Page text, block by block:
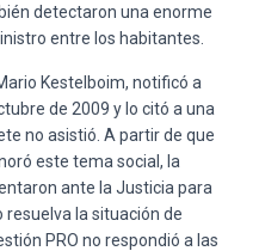
detectaron una enorme
entre los habitantes.
Kestelboim, notificó a
de 2009 y lo citó a una
no asistió. A partir de que
este tema social, la
ante la Justicia para
la situación de
PRO no respondió a las